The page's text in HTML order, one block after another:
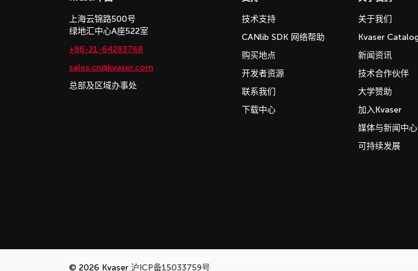
上海云锦路500号
绿地汇中心A座522室
+86-21-64283768
sales.cn@kvaser.com
总部及区域办事处
技术支持
CANlib SDK 网络帮助
购买地点
开发者资源
联系我们
下载中心
关于我们
Kvaser
新闻资讯
技术合作伙伴
大学赞助
加入Kvaser
媒体与新闻中心
可持续发展
© 2026 Kvaser 沪ICP备15033759号